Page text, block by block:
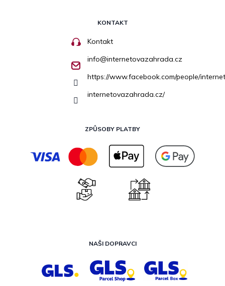
KONTAKT
Kontakt
info@internetovazahrada.cz
https://www.facebook.com/people/
internetovazahrada.cz/
ZPŮSOBY PLATBY
NAŠI DOPRAVCI